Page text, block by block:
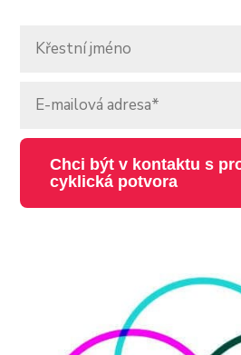
Chci být v kontaktu s
cyklická potvora